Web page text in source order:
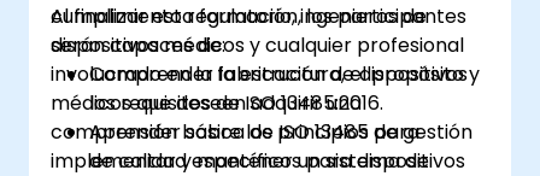
cumplimiento regulatorio, ingenieros de
dispositivos médicos y cualquier profesional
involucrado en la fabricación de dispositivos
médicos que deseen adquirir una
comprensión básica de ISO 13485 para
implementar y mantener un sistema de
Al finalizar esta formación, los participantes
serán capaces de:
Comprender la estructura, el propósito y
los requisitos de ISO 13485:2016.
Aprender sobre los principios de gestión
de calidad específicos para dispositivos